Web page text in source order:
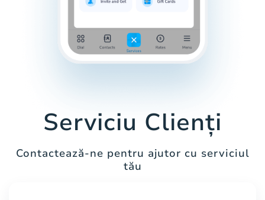
Serviciu Clienți
Contactează-ne pentru ajutor cu serviciul
tău